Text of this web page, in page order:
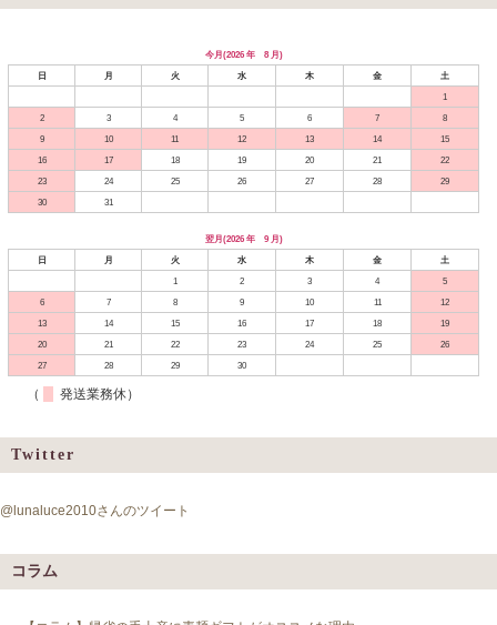
今月(2026 年 8 月)
日
月 火 水 木 金
土
1
2
3 4 5 6 7
8
9
10 11 12 13 14
15
16
17 18 19 20 21
22
23
24 25 26 27 28
29
30
31
翌月(2026 年 9 月)
日
月 火 水 木 金
土
1
2 3 4
5
6
7 8 9 10 11
12
13
14 15 16 17 18
19
20
21 22 23 24 25
26
27
28 29 30
（ 発送業務休）
Twitter
@lunaluce2010さんのツイート
コラム